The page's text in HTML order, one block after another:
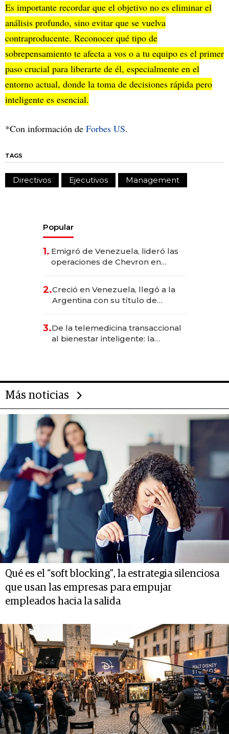
Es importante recordar que el objetivo no es eliminar el
análisis profundo, sino evitar que se vuelva
contraproducente. Reconocer qué tipo de
sobrepensamiento te afecta a vos o a tu equipo es el primer
paso crucial para liberarte de él, especialmente en el
entorno actual, donde la toma de decisiones rápida pero
inteligente es esencial.
*Con información de Forbes US.
TAGS
Directivos Ejecutivos Management
Popular
1. Emigró de Venezuela, lideró las
operaciones de Chevron en
2.Creció en Venezuela, llegó a la
Argentina con su título de
las marcas "fast premium"
3.De la telemedicina transaccional
al bienestar inteligente: la
Más noticias
Qué es el “soft blocking”, la estrategia silenciosa
que usan las empresas para empujar
empleados hacia la salida